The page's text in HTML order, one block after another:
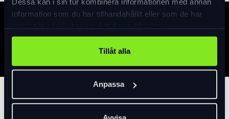
information som du har tillhandahållit eller som de har
Tillåt alla
Anpassa
Specifikation
Tillbehör